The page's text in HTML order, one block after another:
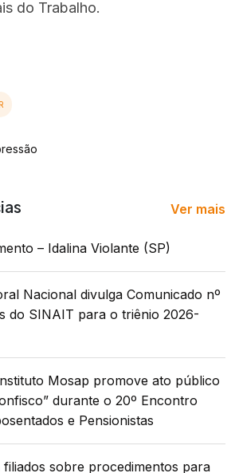
do Trabalho.
Ver mais
– Idalina Violante (SP)
Nacional divulga Comunicado nº
do SINAIT para o triênio 2026-
Mosap promove ato público
durante o 20º Encontro
e Pensionistas
sobre procedimentos para